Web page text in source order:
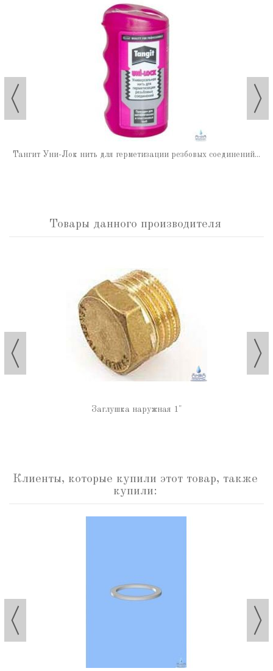
Тангит Уни-Лок нить для герметизации резбовых соединений...
Товары данного производителя
Заглушка наружная 1"
Клиенты, которые купили этот товар, также
купили: